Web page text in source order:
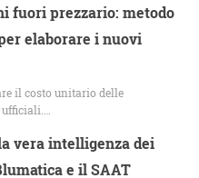
fuori prezzario: metodo
elaborare i nuovi
il costo unitario delle
vera intelligenza dei
e il SAAT